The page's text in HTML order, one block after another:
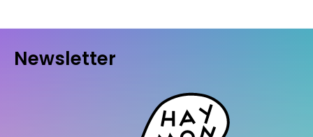
Newsletter